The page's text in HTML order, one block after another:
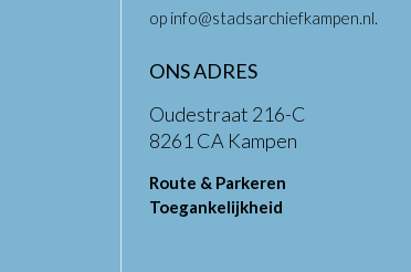
op info@stadsarchiefkampen.nl.
ONS ADRES
Oudestraat 216-C
8261 CA Kampen
Route & Parkeren
Toegankelijkheid